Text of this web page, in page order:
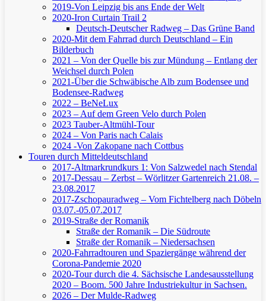
2019-Von Leipzig bis ans Ende der Welt
2020-Iron Curtain Trail 2
Deutsch-Deutscher Radweg – Das Grüne Band
2020-Mit dem Fahrrad durch Deutschland – Ein
Bilderbuch
2021 – Von der Quelle bis zur Mündung – Entlang der
Weichsel durch Polen
2021-Über die Schwäbische Alb zum Bodensee und
Bodensee-Radweg
2022 – BeNeLux
2023 – Auf dem Green Velo durch Polen
2023 Tauber-Altmühl-Tour
2024 – Von Paris nach Calais
2024 -Von Zakopane nach Cottbus
Touren durch Mitteldeutschland
2017-Altmarkrundkurs 1: Von Salzwedel nach Stendal
2017-Dessau – Zerbst – Wörlitzer Gartenreich 21.08. –
23.08.2017
2017-Zschopauradweg – Vom Fichtelberg nach Döbeln
03.07.-05.07.2017
2019-Straße der Romanik
Straße der Romanik – Die Südroute
Straße der Romanik – Niedersachsen
2020-Fahrradtouren und Spaziergänge während der
Corona-Pandemie 2020
2020-Tour durch die 4. Sächsische Landesausstellung
2020 – Boom. 500 Jahre Industriekultur in Sachsen.
2026 – Der Mulde-Radweg